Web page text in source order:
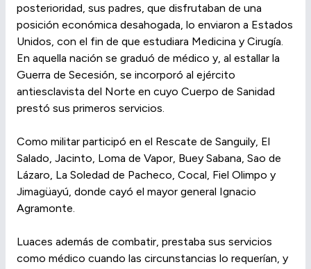
posterioridad, sus padres, que disfrutaban de una
posición económica desahogada, lo enviaron a Estados
Unidos, con el fin de que estudiara Medicina y Cirugía.
En aquella nación se graduó de médico y, al estallar la
Guerra de Secesión, se incorporó al ejército
antiesclavista del Norte en cuyo Cuerpo de Sanidad
prestó sus primeros servicios.
Como militar participó en el Rescate de Sanguily, El
Salado, Jacinto, Loma de Vapor, Buey Sabana, Sao de
Lázaro, La Soledad de Pacheco, Cocal, Fiel Olimpo y
Jimagüayú, donde cayó el mayor general Ignacio
Agramonte.
Luaces además de combatir, prestaba sus servicios
como médico cuando las circunstancias lo requerían, y